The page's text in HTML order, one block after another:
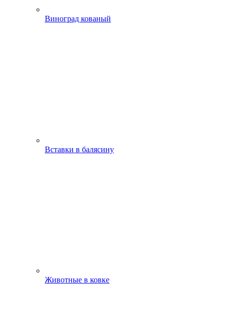
Виноград кованый
Вставки в балясину
Животные в ковке